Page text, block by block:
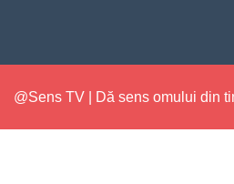
@Sens TV | Dă sens omului din